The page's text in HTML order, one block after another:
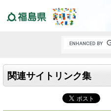
関連サイトリンク集